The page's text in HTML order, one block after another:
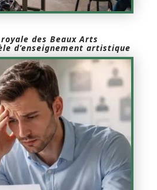
des Beaux Arts
d’enseignement artistique